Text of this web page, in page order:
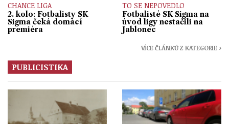
CHANCE LIGA
2. kolo: Fotbalisty SK
Sigma čeká domácí
premiéra
TO SE NEPOVEDLO
Fotbalisté SK Sigma na
úvod ligy nestačili na
Jablonec
VÍCE ČLÁNKŮ Z KATEGORIE ›
PUBLICISTIKA